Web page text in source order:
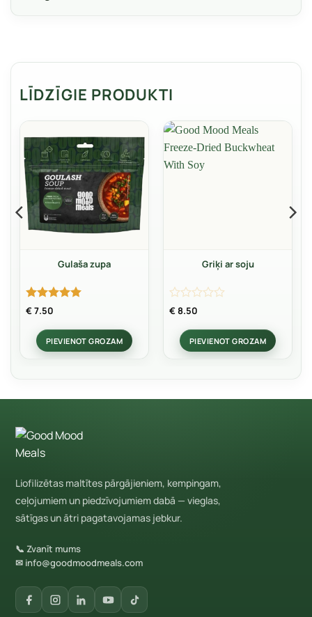
LĪDZĪGIE PRODUKTI
Gulaša zupa
Rated
€7.50
PIEVIENOT GROZAM
Griķi ar soju
Rated
out
€8.50
PIEVIENOT GROZAM
Liofilizētas maltītes pārgājieniem, kempingam,
ceļojumiem un piedzīvojumiem dabā — vieglas,
sātīgas un ātri pagatavojamas jebkur.
📞 Zvanīt mums
✉ info@goodmoodmeals.com